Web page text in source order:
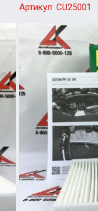
Артикул: CU25001